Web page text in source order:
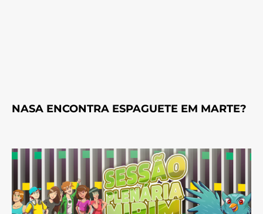
NASA ENCONTRA ESPAGUETE EM MARTE?